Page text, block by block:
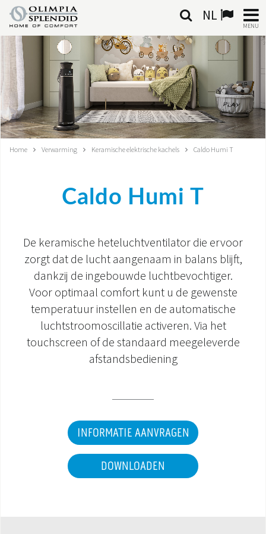
NL
MENU
NEDERLANDSE
HOME
KLIMAATREGELING
VERWARMING
GEÏNTEGREERDE SYSTEMEN
WERELD OS
DOCUMENTATIE PRODUCTEN
Home Verwarming Keramische elektrische kachels Caldo Humi T
Caldo Humi T
De keramische heteluchtventilator die ervoor
zorgt dat de lucht aangenaam in balans blijft,
dankzij de ingebouwde luchtbevochtiger.
Voor optimaal comfort kunt u de gewenste
temperatuur instellen en de automatische
luchtstroomoscillatie activeren. Via het
touchscreen of de standaard meegeleverde
afstandsbediening
INFORMATIE AANVRAGEN
DOWNLOADEN